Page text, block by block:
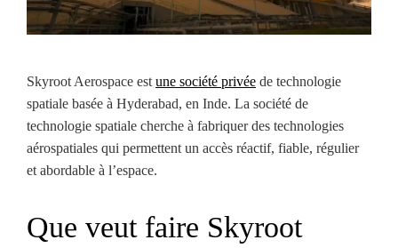
Skyroot Aerospace est une société privée de technologie
spatiale basée à Hyderabad, en Inde. La société de
technologie spatiale cherche à fabriquer des technologies
aérospatiales qui permettent un accès réactif, fiable, régulier
et abordable à l’espace.
Que veut faire Skyroot